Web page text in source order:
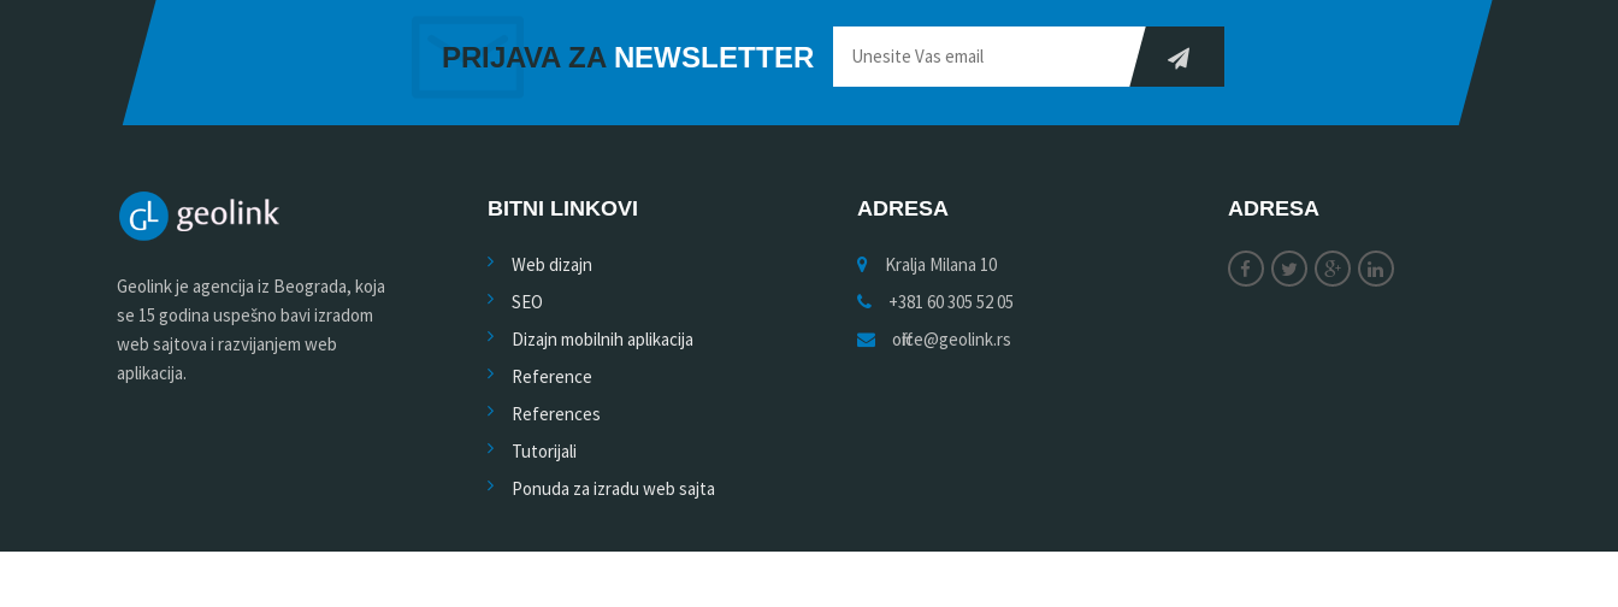
PRIJAVA ZA NEWSLETTER
Geolink je agencija iz Beograda, koja
se 15 godina uspešno bavi izradom
web sajtova i razvijanjem web
aplikacija.
BITNI LINKOVI
Web dizajn
SEO
Dizajn mobilnih aplikacija
Reference
References
Tutorijali
Ponuda za izradu web sajta
ADRESA
Kralja Milana 10
+381 60 305 52 05
office@geolink.rs
ADRESA